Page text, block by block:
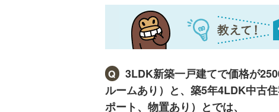
Q
3LDK新築一戸建てで価格が
ルームあり）と、築5年4LDK中古
ポート、物置あり）とでは、